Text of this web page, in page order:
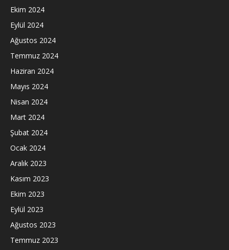
Ekim 2024
Eylül 2024
Ağustos 2024
Temmuz 2024
Haziran 2024
Mayıs 2024
Nisan 2024
Mart 2024
Şubat 2024
Ocak 2024
Aralık 2023
Kasım 2023
Ekim 2023
Eylül 2023
Ağustos 2023
Temmuz 2023